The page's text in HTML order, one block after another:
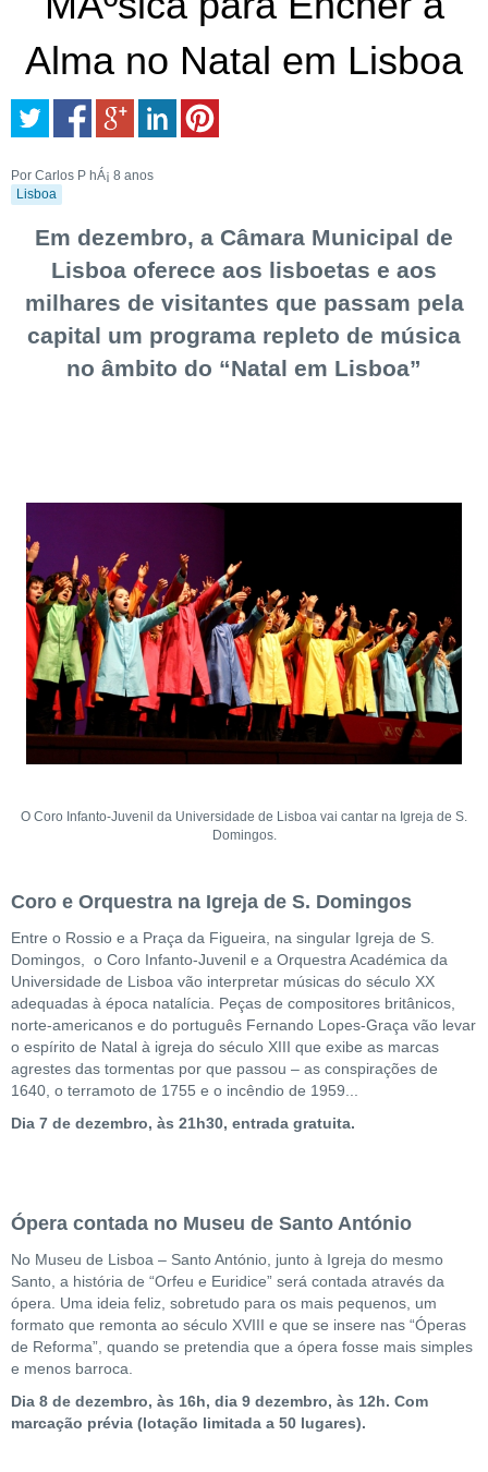
Alma no Natal em Lisboa
Por Carlos P hÁ¡ 8 anos
Lisboa
Em dezembro, a Câmara Municipal de
Lisboa oferece aos lisboetas e aos
milhares de visitantes que passam pela
capital um programa repleto de música
no âmbito do “Natal em Lisboa”
O Coro Infanto-Juvenil da Universidade de Lisboa vai cantar na Igreja de S.
Domingos.
Coro e Orquestra na Igreja de S. Domingos
Entre o Rossio e a Praça da Figueira, na singular Igreja de S.
Domingos, o Coro Infanto-Juvenil e a Orquestra Académica da
Universidade de Lisboa vão interpretar músicas do século XX
adequadas à época natalícia. Peças de compositores britânicos,
norte-americanos e do português Fernando Lopes-Graça vão levar
o espírito de Natal à igreja do século XIII que exibe as marcas
agrestes das tormentas por que passou – as conspirações de
1640, o terramoto de 1755 e o incêndio de 1959...
Dia 7 de dezembro, às 21h30, entrada gratuita.
Ópera contada no Museu de Santo António
No Museu de Lisboa – Santo António, junto à Igreja do mesmo
Santo, a história de “Orfeu e Euridice” será contada através da
ópera. Uma ideia feliz, sobretudo para os mais pequenos, um
formato que remonta ao século XVIII e que se insere nas “Óperas
de Reforma”, quando se pretendia que a ópera fosse mais simples
e menos barroca.
Dia 8 de dezembro, às 16h, dia 9 dezembro, às 12h. Com
marcação prévia (lotação limitada a 50 lugares).